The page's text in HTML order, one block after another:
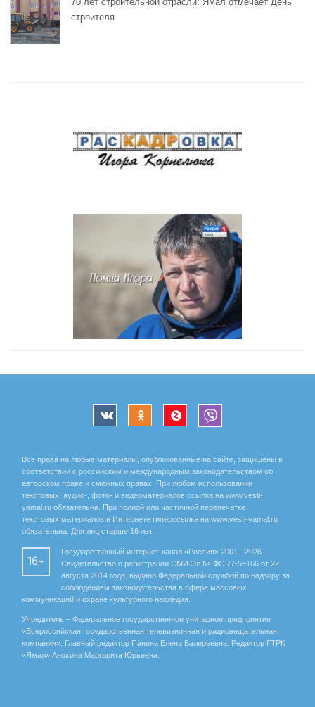
строителя
Все права на любые материалы, опубликованные на сайте, защищены в
соответствии с российским и международным законодательством об
авторском праве и смежных правах. При любом использовании
текстовых, аудио-, фото- и видеоматериалов ссылка на www.vesti-
yamal.ru обязательна. При полной или частичной перепечатке
текстовых материалов в Интернете гиперссылка на www.vesti-yamal.ru
обязательна. Для лиц старше 16 лет.
16+
Государственный интернет-канал «Россия» 2001 - 2026.
Свидетельство о регистрации СМИ Эл № ФС 77-59166 от 22
августа 2014 года, выдано Федеральной службой по надзору за
соблюдением законодательства в сфере массовых
коммуникаций и охране культурного наследия.
Учредитель – Федеральное государственное унитарное предприятие
«Всероссийская государственная телевизионная и радиовещательная
компания». Главный редактор Панина Елена Валерьевна. Редактор ГТРК
«Ямал» Анохина Маргарита Юрьевна.